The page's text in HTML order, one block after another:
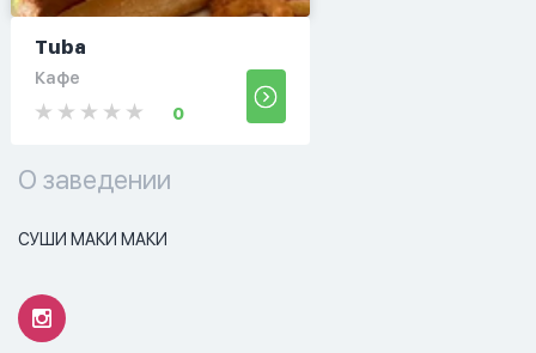
Tuba
Кафе
0
О заведении
СУШИ МАКИ МАКИ